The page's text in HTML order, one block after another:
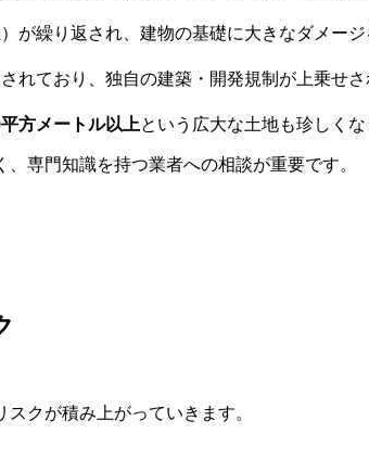
が繰り返され、建物の基礎に大きなダメー
れており、独自の建築・開発規制が上乗せ
方メートル以上という広大な土地も珍しく
専門知識を持つ業者への相談が重要です。
クが積み上がっていきます。